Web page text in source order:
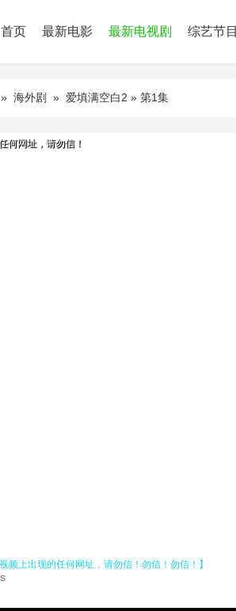
首页 最新电影 最新电视剧 综艺节目
» 海外剧 » 爱填满空白2 » 第1集